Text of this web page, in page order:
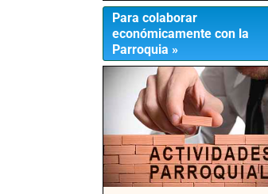
Para colaborar
económicamente con la
Parroquia »